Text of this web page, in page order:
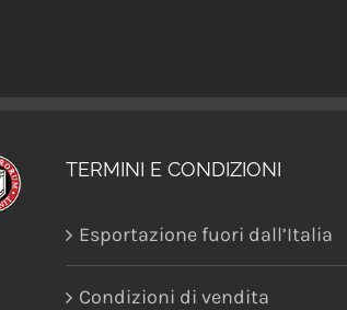
TERMINI E CONDIZIONI
Esportazione fuori dall’Italia
Condizioni di vendita